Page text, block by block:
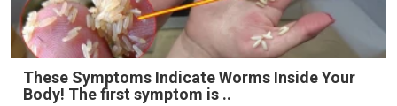
These Symptoms Indicate Worms Inside Your
Body! The first symptom is ..